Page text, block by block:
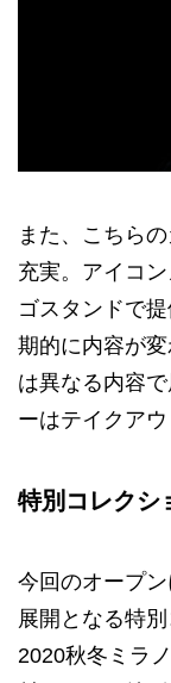
また、こちら
充実。アイコ
ゴスタンドで
期的に内容が
は異なる内容
ーはテイクアウ
特別コレクシ
今回のオープ
展開となる特
2020秋冬ミラ